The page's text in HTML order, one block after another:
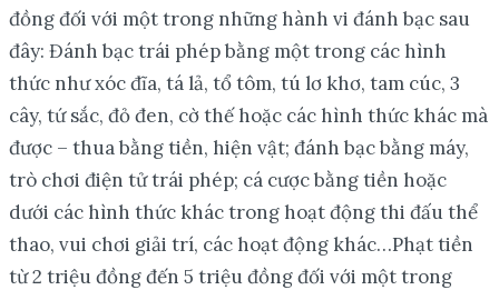
đồng đối với một trong những hành vi đánh bạc sau
đây: Đánh bạc trái phép bằng một trong các hình
thức như xóc đĩa, tá lả, tổ tôm, tú lơ khơ, tam cúc, 3
cây, tứ sắc, đỏ đen, cờ thế hoặc các hình thức khác mà
được – thua bằng tiền, hiện vật; đánh bạc bằng máy,
trò chơi điện tử trái phép; cá cược bằng tiền hoặc
dưới các hình thức khác trong hoạt động thi đấu thể
thao, vui chơi giải trí, các hoạt động khác…Phạt tiền
từ 2 triệu đồng đến 5 triệu đồng đối với một trong